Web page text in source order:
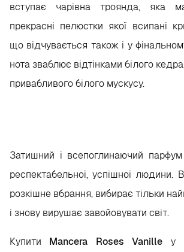
вступає чарівна троянда, яка
прекрасні пелюстки якої всипані
що відчувається також і у
нота зваблює відтінками білого
привабливого білого мускусу.
Затишний і всепоглинаючий
респектабельної, успішної людини.
розкішне вбрання, вибирає тільки
і знову вирушає завойовувати світ.
Купити Mancera Roses Vanille у